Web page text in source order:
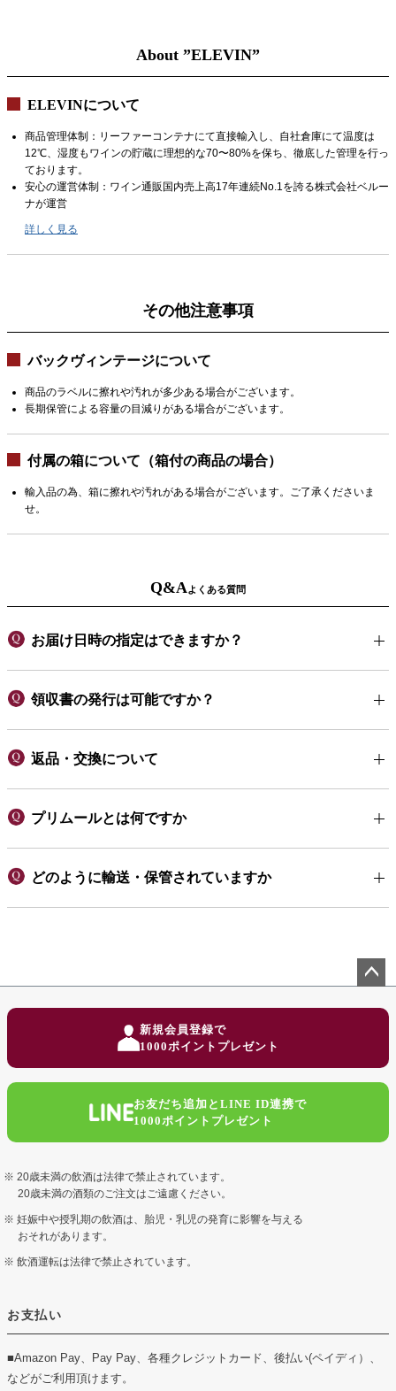
About ”ELEVIN”
ELEVINについて
商品管理体制：リーファーコンテナにて直接輸入し、自社倉庫にて温度は
12℃、湿度もワインの貯蔵に理想的な70〜80%を保ち、徹底した管理を行っ
ております。
安心の運営体制：ワイン通販国内売上高17年連続No.1を誇る株式会社ベルー
ナが運営
詳しく見る
その他注意事項
バックヴィンテージについて
商品のラベルに擦れや汚れが多少ある場合がございます。
長期保管による容量の目減りがある場合がございます。
付属の箱について（箱付の商品の場合）
輸入品の為、箱に擦れや汚れがある場合がございます。ご了承くださいま
せ。
Q&Aよくある質問
お届け日時の指定はできますか？
領収書の発行は可能ですか？
返品・交換について
プリムールとは何ですか
どのように輸送・保管されていますか
新規会員登録で
1000ポイントプレゼント
お友だち追加とLINE ID連携で
1000ポイントプレゼント
20歳未満の飲酒は法律で禁止されています。
20歳未満の酒類のご注文はご遠慮ください。
妊娠中や授乳期の飲酒は、胎児・乳児の発育に影響を与える
おそれがあります。
飲酒運転は法律で禁止されています。
お支払い
■Amazon Pay、Pay Pay、各種クレジットカード、後払い(ペイディ）、
などがご利用頂けます。